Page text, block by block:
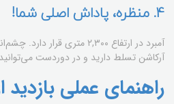
4. منظره، پاداش اصلی شما!
آمبرد در ارتفاع ۲,۳۰۰
آرکاشن تسلط دارید و در دوردست
راهنمای عملی بازدید